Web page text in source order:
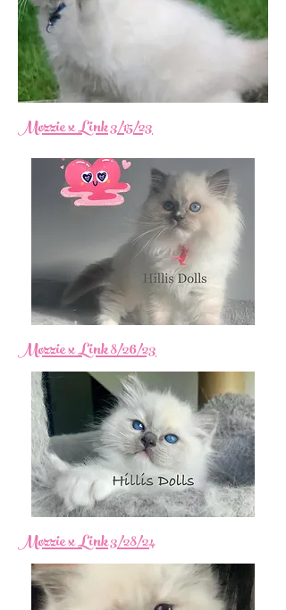
Mozzie x Link 3/15/23
Mozzie x Link 8/26/23
Mozzie x Link 3/28/24